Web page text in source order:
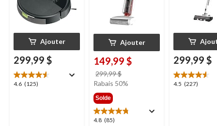
Ajouter
299,99 $
4.6 (125)
4.6
Ajouter
149,99 $
299,99 $
était
Rabais 50%
Solde
4.8 (85)
4.8
299,99 $
4.5 (227)
4.5